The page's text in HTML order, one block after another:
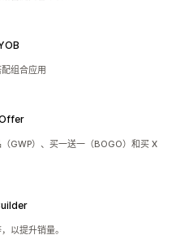
组合应用
GWP）、买一送一（BOGO）和买 X
以提升销量。